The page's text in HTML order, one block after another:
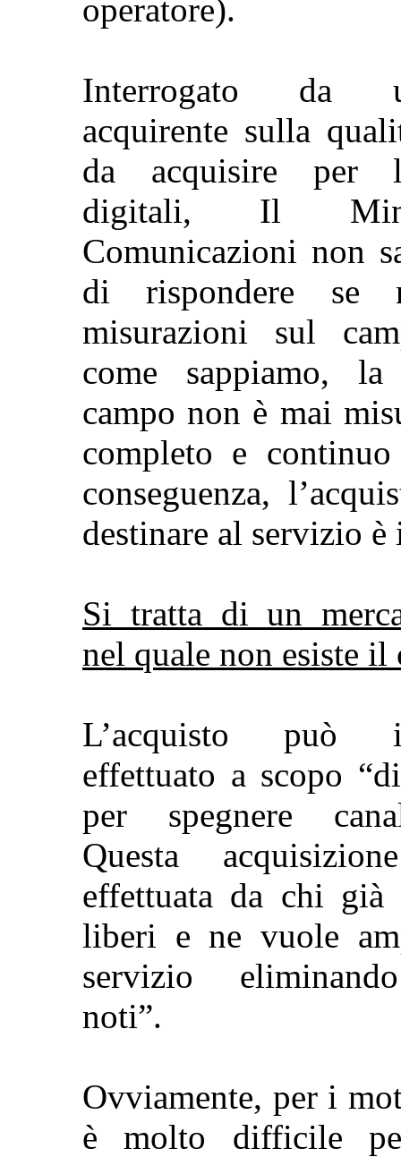
operatore).
Interrogato da
acquirente sulla
da acquisire per
digitali, Il
Comunicazioni non
di rispondere se
misurazioni sul
come sappiamo,
campo non è mai
completo e
conseguenza,
destinare al servizio
Si tratta di un
nel quale non esiste il
L’acquisto può
effettuato a scopo
per spegnere
Questa
effettuata da chi già
liberi e ne vuole
servizio
noti”.
Ovviamente, per i
è molto difficile